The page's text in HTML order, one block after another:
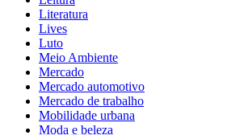
Literatura
Lives
Luto
Meio Ambiente
Mercado
Mercado automotivo
Mercado de trabalho
Mobilidade urbana
Moda e beleza